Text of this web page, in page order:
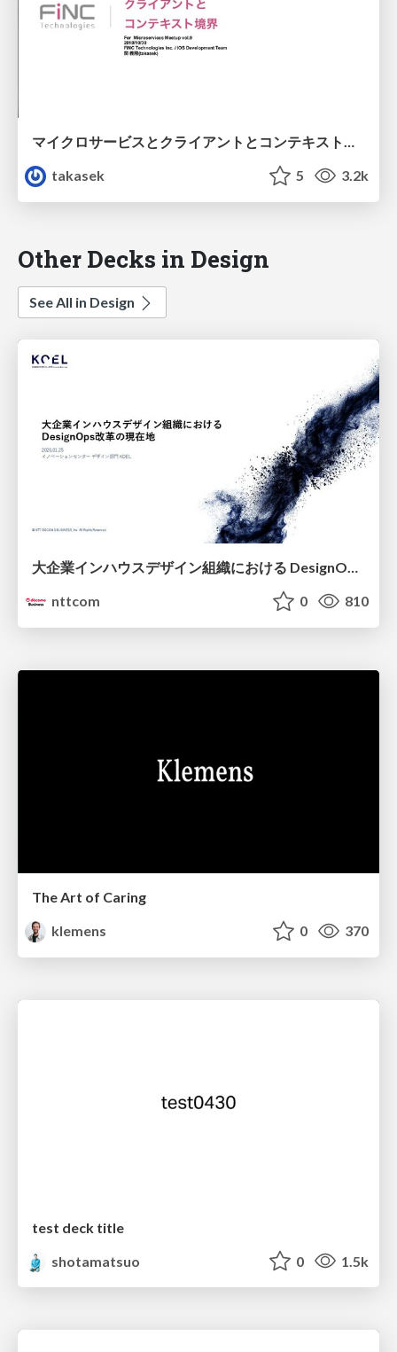
マイクロサービスとクライアントとコンテキスト境界 / 20181030 #microserv
takasek
5 3.2k
Other Decks in Design
See All in Design
nttcom
0 810
The Art of Caring
klemens
0 370
test deck title
shotamatsuo
0 1.5k